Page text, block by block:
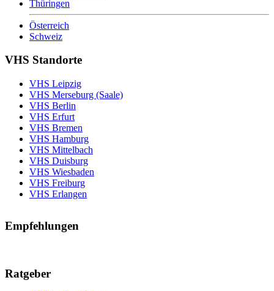
Thüringen
Österreich
Schweiz
VHS Standorte
VHS Leipzig
VHS Merseburg (Saale)
VHS Berlin
VHS Erfurt
VHS Bremen
VHS Hamburg
VHS Mittelbach
VHS Duisburg
VHS Wiesbaden
VHS Freiburg
VHS Erlangen
Empfehlungen
Ratgeber